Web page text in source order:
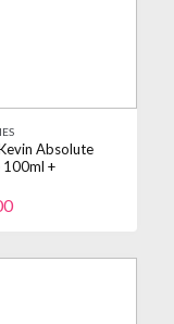
Absolute
100ml +
150ml